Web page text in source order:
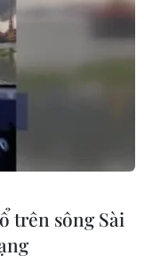
trên sông Sài